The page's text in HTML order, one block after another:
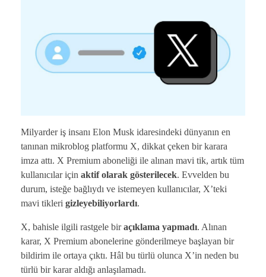
Milyarder iş insanı Elon Musk idaresindeki dünyanın en
tanınan mikroblog platformu X, dikkat çeken bir karara
imza attı. X Premium aboneliği ile alınan mavi tik, artık tüm
kullanıcılar için aktif olarak gösterilecek. Evvelden bu
durum, isteğe bağlıydı ve istemeyen kullanıcılar, X’teki
mavi tikleri gizleyebiliyorlardı.
X, bahisle ilgili rastgele biraçıklama yapmadı. Alınan
karar, X Premium abonelerine gönderilmeye başlayan bir
bildirim ile ortaya çıktı. Hâl bu türlü olunca X’in neden bu
türlü bir karar aldığı anlaşılamadı.